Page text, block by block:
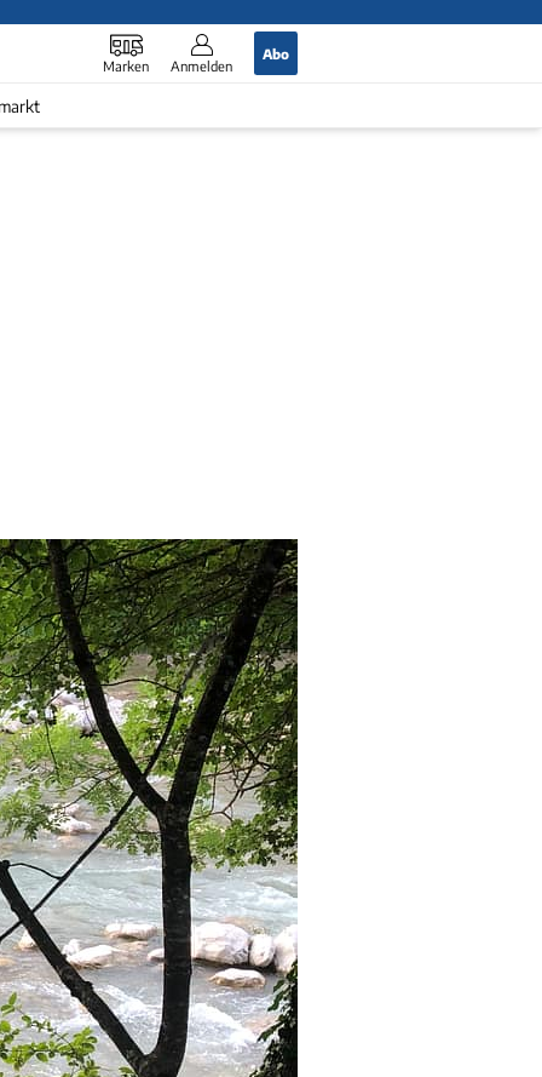
Marken Anmelden
Abo